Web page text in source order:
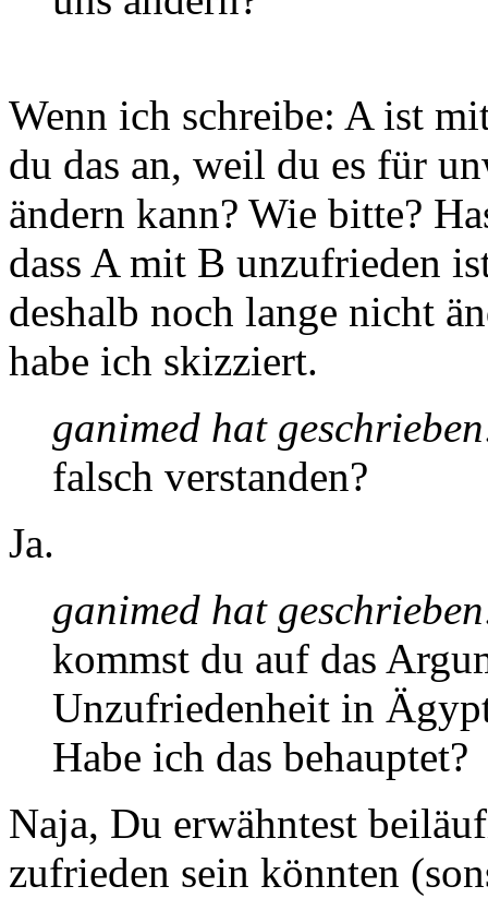
Wenn ich schreibe: A ist
du das an, weil du es für
ändern kann? Wie bitte?
dass A mit B unzufrieden
deshalb noch lange nicht
habe ich skizziert.
ganimed hat
falsch verstanden?
Ja.
ganimed hat
kommst du auf das
Unzufriedenheit in
Habe ich das behauptet?
Naja, Du erwähntest
zufrieden sein könnten